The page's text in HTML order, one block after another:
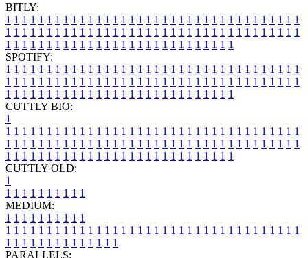
BITLY:
1 1 1 1 1 1 1 1 1 1 1 1 1 1 1 1 1 1 1 1 1 1 1 1 1 1 1 1 1 1 1 1 1 1 1 1
1 1 1 1 1 1 1 1 1 1 1 1 1 1 1 1 1 1 1 1 1 1 1 1 1 1 1 1 1 1 1 1 1 1 1 1
1 1 1 1 1 1 1 1 1 1 1 1 1 1 1 1 1 1 1 1 1 1 1 1 1 1 1 1
SPOTIFY:
1 1 1 1 1 1 1 1 1 1 1 1 1 1 1 1 1 1 1 1 1 1 1 1 1 1 1 1 1 1 1 1 1 1 1 1
1 1 1 1 1 1 1 1 1 1 1 1 1 1 1 1 1 1 1 1 1 1 1 1 1 1 1 1 1 1 1 1 1 1 1 1
1 1 1 1 1 1 1 1 1 1 1 1 1 1 1 1 1 1 1 1 1 1 1 1 1 1 1 1
CUTTLY BIO:
1
1 1 1 1 1 1 1 1 1 1 1 1 1 1 1 1 1 1 1 1 1 1 1 1 1 1 1 1 1 1 1 1 1 1 1 1
1 1 1 1 1 1 1 1 1 1 1 1 1 1 1 1 1 1 1 1 1 1 1 1 1 1 1 1 1 1 1 1 1 1 1 1
1 1 1 1 1 1 1 1 1 1 1 1 1 1 1 1 1 1 1 1 1 1 1 1 1 1 1 1
CUTTLY OLD:
1
1 1 1 1 1 1 1 1 1 1
MEDIUM:
1 1 1 1 1 1 1 1 1 1
1 1 1 1 1 1 1 1 1 1 1 1 1 1 1 1 1 1 1 1 1 1 1 1 1 1 1 1 1 1 1 1 1 1 1 1
1 1 1 1 1 1 1 1 1 1 1 1 1 1
PARALLELS: